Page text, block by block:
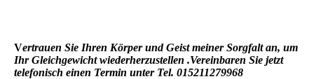
Vertrauen Sie Ihren Körper und Geist meiner Sorgfalt an, um
IhrGleichgewicht wiederherzustellen .Vereinbaren Sie jetzt
telefonisch einen Termin unter Tel. 015211279968